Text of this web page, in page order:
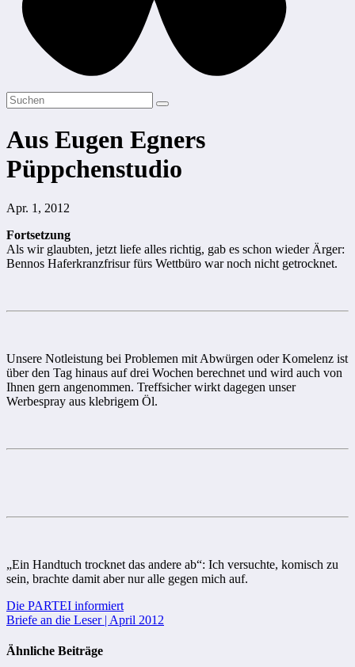
Aus Eugen Egners
Püppchenstudio
Apr. 1, 2012
Fortsetzung
Als wir glaubten, jetzt liefe alles richtig, gab es schon wieder Ärger:
Bennos Haferkranzfrisur fürs Wettbüro war noch nicht getrocknet.
Unsere Notleistung bei Problemen mit Abwürgen oder Komelenz ist
über den Tag hinaus auf drei Wochen berechnet und wird auch von
Ihnen gern angenommen. Treffsicher wirkt dagegen unser
Werbespray aus klebrigem Öl.
„Ein Handtuch trocknet das andere ab“: Ich versuchte, komisch zu
sein, brachte damit aber nur alle gegen mich auf.
Beitragsnavigation
Die PARTEI informiert
Briefe an die Leser | April 2012
Ähnliche Beiträge